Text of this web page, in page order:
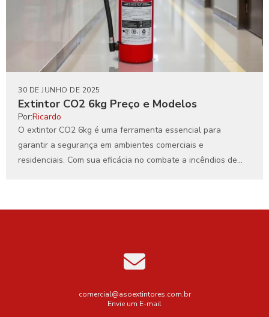
Extintor CO2 6kg Preço e Modelos
30 DE JUNHO DE 2025
Por:Ricardo
O extintor CO2 6kg é uma ferramenta essencial para
garantir a segurança em ambientes comerciais e
residenciais. Com sua eficácia no combate a incêndios de...
comercial@asoextintores.com.br
Envie um E-mail